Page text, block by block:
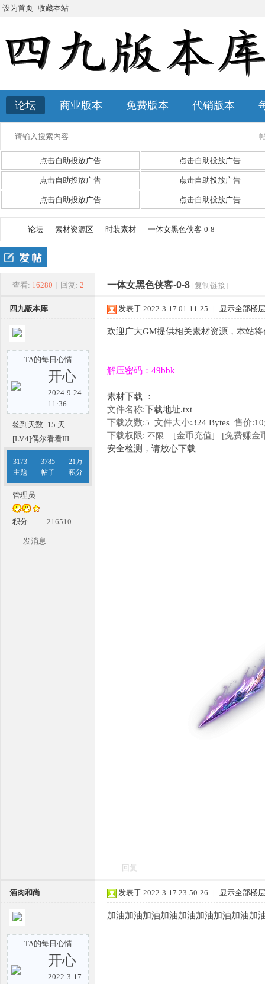
设为首页 收藏本站
论坛 商业版本 免费版本 代销版本
点击自助投放广告 点击自助投放广告
点击自助投放广告 点击自助投放广告
点击自助投放广告 点击自助投放广告
九
»
论坛 素材资源区 时装素材
›
一体女黑色侠客-0-8
查看: 16280 | 回复: 2 一体女黑色侠客-0-8 [复制链接]
四九版本库
TA的每日心情
开心
2024-9-24
11:36
签到天数: 15 天
[LV.4]偶尔看看III
3173
主题
3785
帖子
21万
积分
管理员
积分 216510
发消息
发表于 2022-3-17 01:11:25 | 显示全部楼层
欢迎广大GM提供相关素材资源，本站
解压密码：49bbk
素材下载 ：
文件名称:下载地址.txt
下载次数:5 文件大小:324 Bytes 售价:
下载权限: 不限 [金币充值]
[免费赚金
安全检测，请放心下载
回复
酒肉和尚
TA的每日心情
开心
2022-3-17
发表于 2022-3-17 23:50:26 | 显示全部楼层
加油加油加油加油加油加油加油加油加